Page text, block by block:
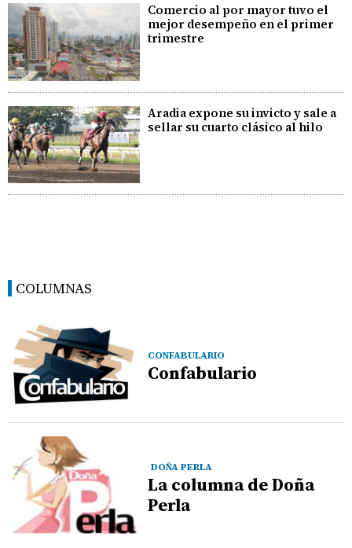
Comercio al por mayor tuvo el
mejor desempeño en el primer
trimestre
Aradia expone su invicto y sale a
sellar su cuarto clásico al hilo
COLUMNAS
CONFABULARIO
Confabulario
DOÑA PERLA
La columna de Doña
Perla